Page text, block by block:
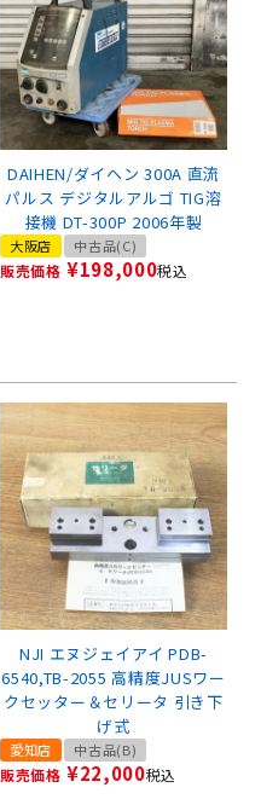
DAIHEN/ダイヘン 300A 直流
パルス デジタルアルゴ TIG溶
接機 DT-300P 2006年製
大阪店 中古品(C)
販売価格 ¥198,000税込
NJI エヌジェイアイ PDB-
6540,TB-2055 高精度JUSワー
クセッター＆セリータ 引き下
げ式
愛知店 中古品(B)
販売価格 ¥22,000税込